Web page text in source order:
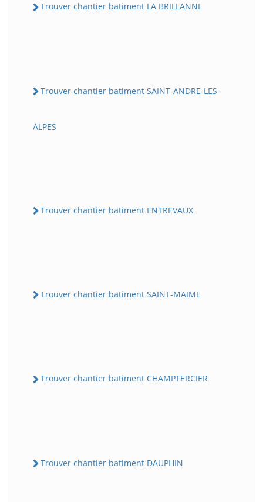
Trouver chantier batiment LA BRILLANNE
Trouver chantier batiment SAINT-ANDRE-LES-
ALPES
Trouver chantier batiment ENTREVAUX
Trouver chantier batiment SAINT-MAIME
Trouver chantier batiment CHAMPTERCIER
Trouver chantier batiment DAUPHIN